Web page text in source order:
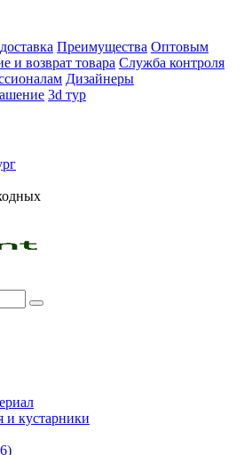
Преимущества Оптовым
и возврат товара Служба контроля
Дизайнеры
3d тур
и кустарники